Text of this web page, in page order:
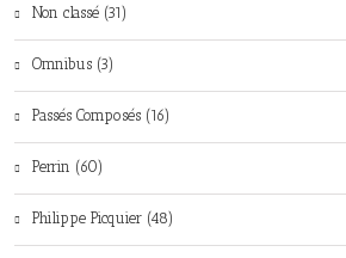
Non classé (31)
Omnibus (3)
Passés Composés (16)
Perrin (60)
Philippe Picquier (48)